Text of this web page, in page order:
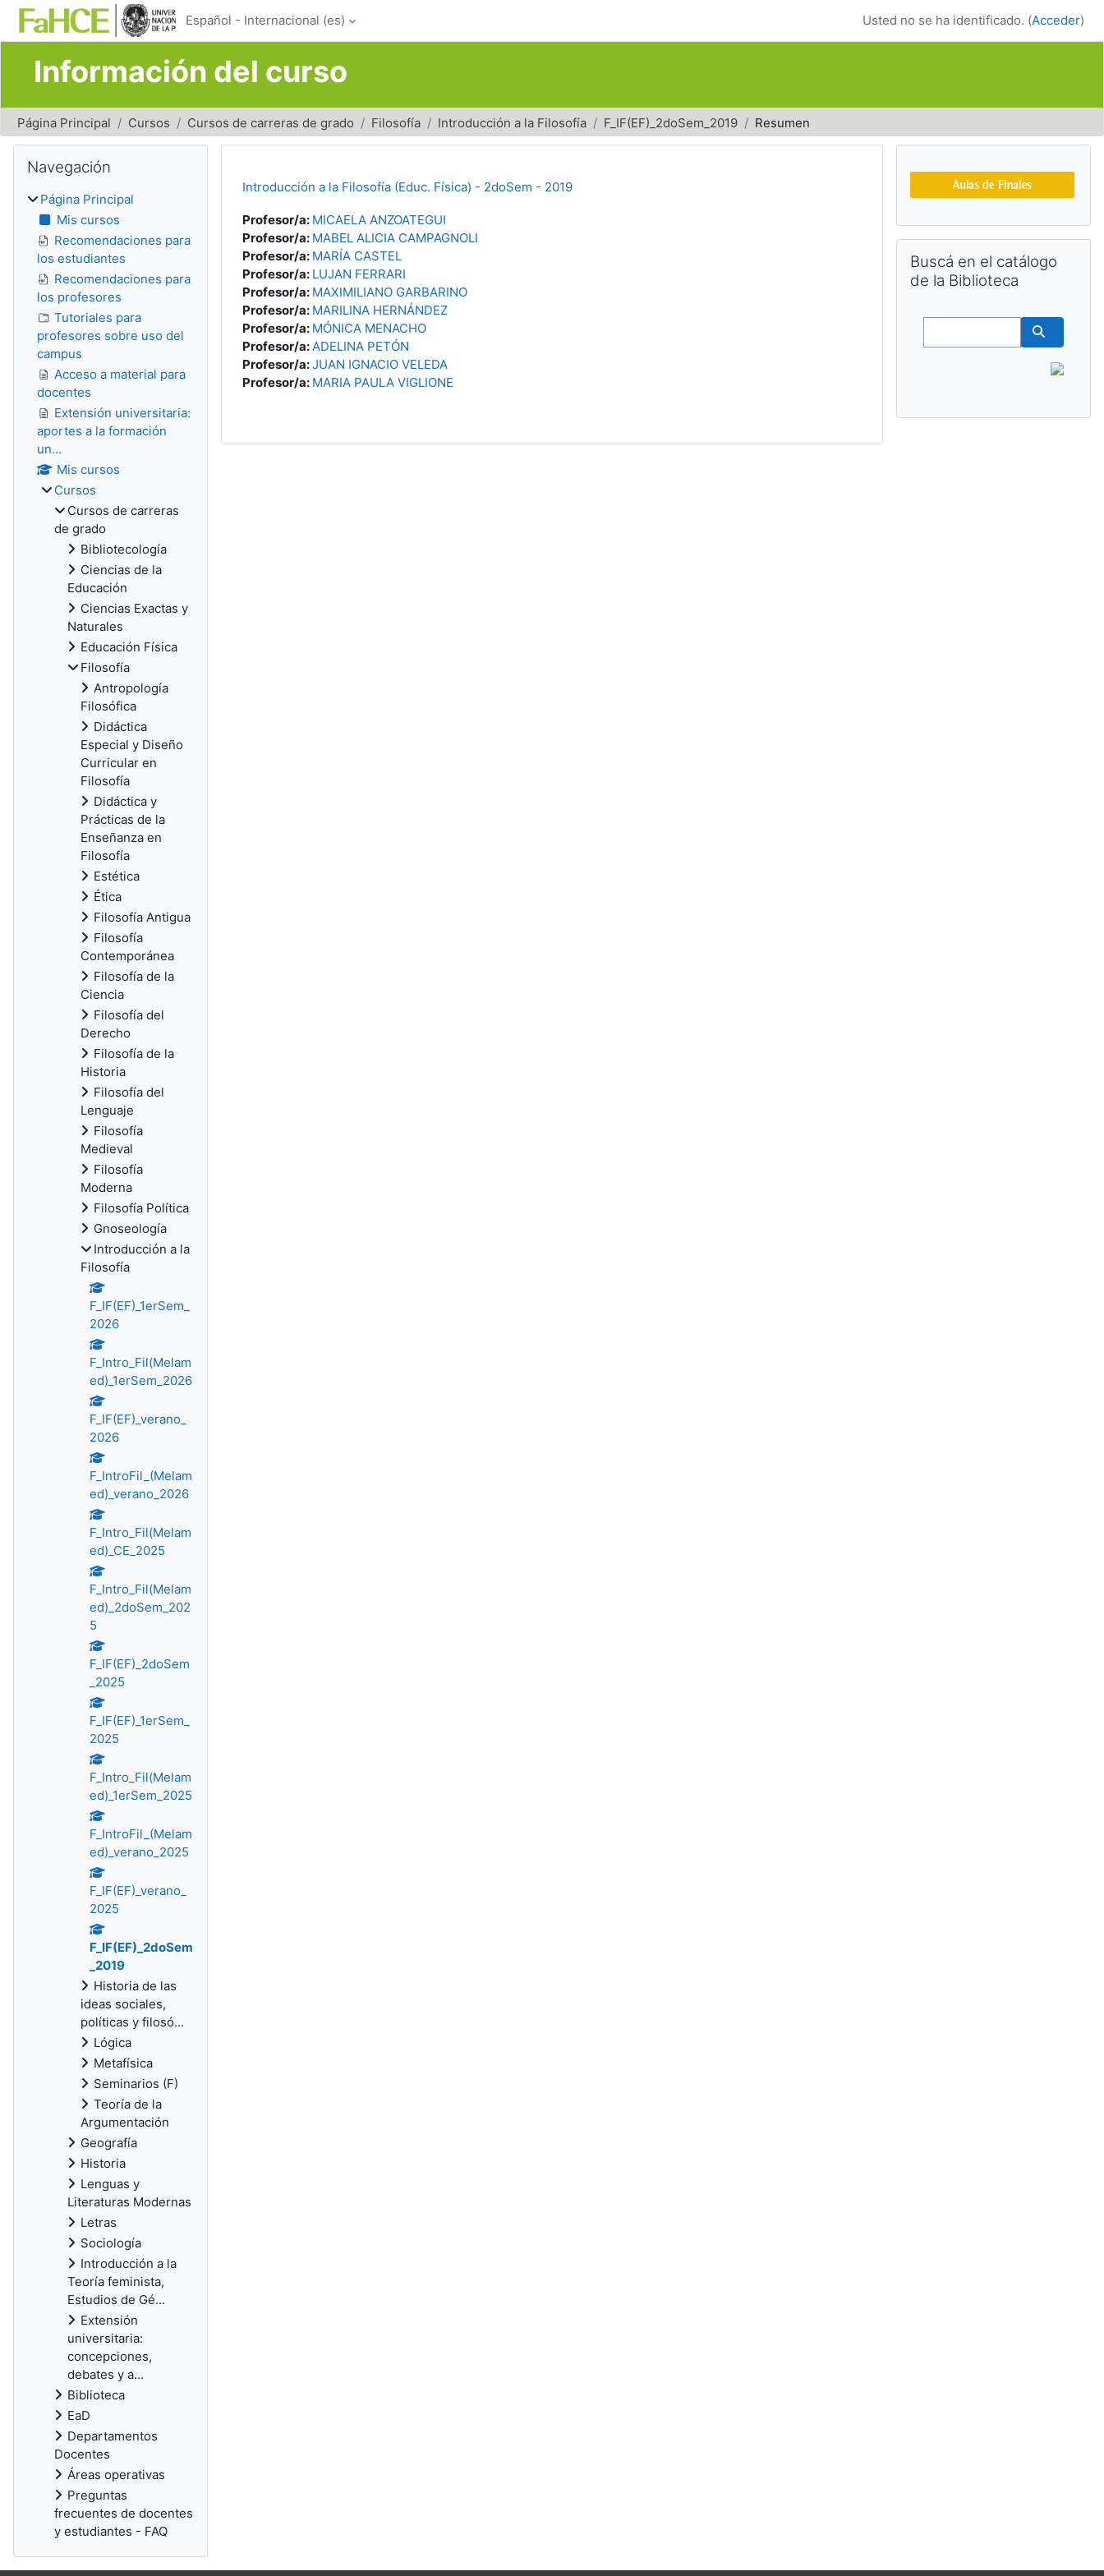
Salta al contenido principal
Español - Internacional ‎(es)‎ Usted no se ha identificado. (Acceder)
Información del curso
Página Principal Cursos Cursos de carreras de grado Filosofía Introducción a la Filosofía F_IF(EF)_2doSem_2019 Resumen
Introducción a la Filosofía (Educ. Física) - 2doSem - 2019
Profesor/a: MICAELA ANZOATEGUI
Profesor/a: MABEL ALICIA CAMPAGNOLI
Profesor/a: MARÍA CASTEL
Profesor/a: LUJAN FERRARI
Profesor/a: MAXIMILIANO GARBARINO
Profesor/a: MARILINA HERNÁNDEZ
Profesor/a: MÓNICA MENACHO
Profesor/a:ADELINA PETÓN
Profesor/a:JUAN IGNACIO VELEDA
Profesor/a: MARIA PAULA VIGLIONE
Bloques
Navegación
Página Principal
Mis cursos
Recomendaciones para
los estudiantes
Recomendaciones para
los profesores
Tutoriales para
profesores sobre uso del
campus
Acceso a material para
docentes
Extensión universitaria:
aportes a la formación
un...
Mis cursos
Cursos
Cursos de carreras
de grado
Bibliotecología
Ciencias de la
Educación
Ciencias Exactas y
Naturales
Educación Física
Filosofía
Antropología
Filosófica
Didáctica
Especial y Diseño
Curricular en
Filosofía
Didáctica y
Prácticas de la
Enseñanza en
Filosofía
Estética
Ética
Filosofía Antigua
Filosofía
Contemporánea
Filosofía de la
Ciencia
Filosofía del
Derecho
Filosofía de la
Historia
Filosofía del
Lenguaje
Filosofía
Medieval
Filosofía
Moderna
Filosofía Política
Gnoseología
Introducción a la
Filosofía
F_IF(EF)_1erSem_
2026
F_Intro_Fil(Melam
ed)_1erSem_2026
F_IF(EF)_verano_
2026
F_IntroFil_(Melam
ed)_verano_2026
F_Intro_Fil(Melam
ed)_CE_2025
F_Intro_Fil(Melam
ed)_2doSem_202
5
F_IF(EF)_2doSem
_2025
F_IF(EF)_1erSem_
2025
F_Intro_Fil(Melam
ed)_1erSem_2025
F_IntroFil_(Melam
ed)_verano_2025
F_IF(EF)_verano_
2025
F_IF(EF)_2doSem
_2019
Historia de las
ideas sociales,
políticas y filosó...
Lógica
Metafísica
Seminarios (F)
Teoría de la
Argumentación
Geografía
Historia
Lenguas y
Literaturas Modernas
Letras
Sociología
Introducción a la
Teoría feminista,
Estudios de Gé...
Extensión
universitaria:
concepciones,
debates y a...
Biblioteca
EaD
Departamentos
Docentes
Áreas operativas
Preguntas
frecuentes de docentes
y estudiantes - FAQ
Buscá en el catálogo
de la Biblioteca
Buscar
Buscar